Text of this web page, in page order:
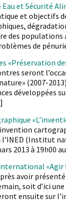
et Sécurité
et objectifs
des populations
de
«Préservation
seront
(2007-
développées
l’INED (Institut
2013 à 19h00
«Agir
avoir
soit d’ici
ensuite sur